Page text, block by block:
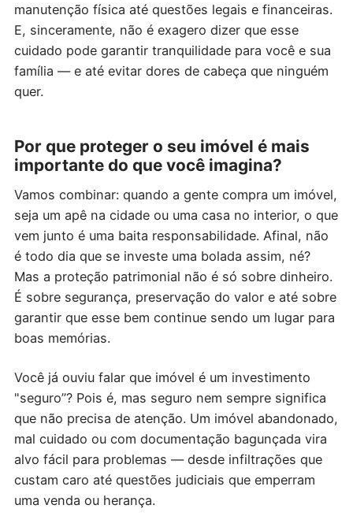
manutenção física até questões legais e financeiras.
E, sinceramente, não é exagero dizer que esse
cuidado pode garantir tranquilidade para você e sua
família — e até evitar dores de cabeça que ninguém
quer.
Por que proteger o seu imóvel é mais
importante do que você imagina?
Vamos combinar: quando a gente compra um imóvel,
seja um apê na cidade ou uma casa no interior, o que
vem junto é uma baita responsabilidade. Afinal, não
é todo dia que se investe uma bolada assim, né?
Mas a proteção patrimonial não é só sobre dinheiro.
É sobre segurança, preservação do valor e até sobre
garantir que esse bem continue sendo um lugar para
boas memórias.
Você já ouviu falar que imóvel é um investimento
"seguro”? Pois é, mas seguro nem sempre significa
que não precisa de atenção. Um imóvel abandonado,
mal cuidado ou com documentação bagunçada vira
alvo fácil para problemas — desde infiltrações que
custam caro até questões judiciais que emperram
uma venda ou herança.